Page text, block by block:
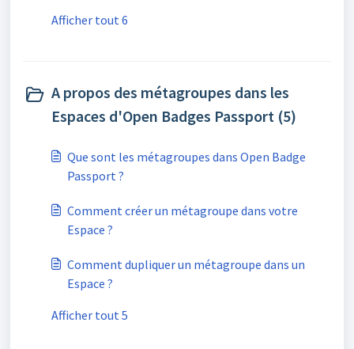
Afficher tout 6
A propos des métagroupes dans les
Espaces d'Open Badges Passport (5)
Que sont les métagroupes dans Open Badge
Passport ?
Comment créer un métagroupe dans votre
Espace ?
Comment dupliquer un métagroupe dans un
Espace ?
Afficher tout 5